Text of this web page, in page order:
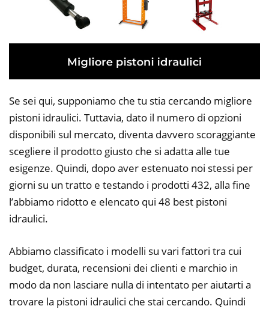
Se sei qui, supponiamo che tu stia cercando migliore
pistoni idraulici. Tuttavia, dato il numero di opzioni
disponibili sul mercato, diventa davvero scoraggiante
scegliere il prodotto giusto che si adatta alle tue
esigenze. Quindi, dopo aver estenuato noi stessi per
giorni su un tratto e testando i prodotti 432, alla fine
l’abbiamo ridotto e elencato qui 48 best pistoni
idraulici.
Abbiamo classificato i modelli su vari fattori tra cui
budget, durata, recensioni dei clienti e marchio in
modo da non lasciare nulla di intentato per aiutarti a
trovare la pistoni idraulici che stai cercando. Quindi